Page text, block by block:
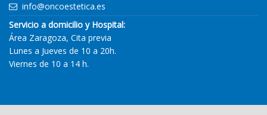
info@oncoestetica.es
Servicio a domicilio y Hospital:
Área Zaragoza, Cita previa
Lunes a Jueves de 10 a 20h.
Viernes de 10 a 14 h.